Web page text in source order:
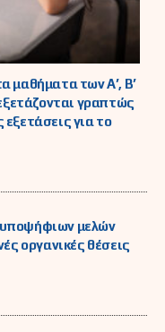
μαθήματα των Α’, Β’
γραπτώς
για το
μελών
οργανικές θέσεις